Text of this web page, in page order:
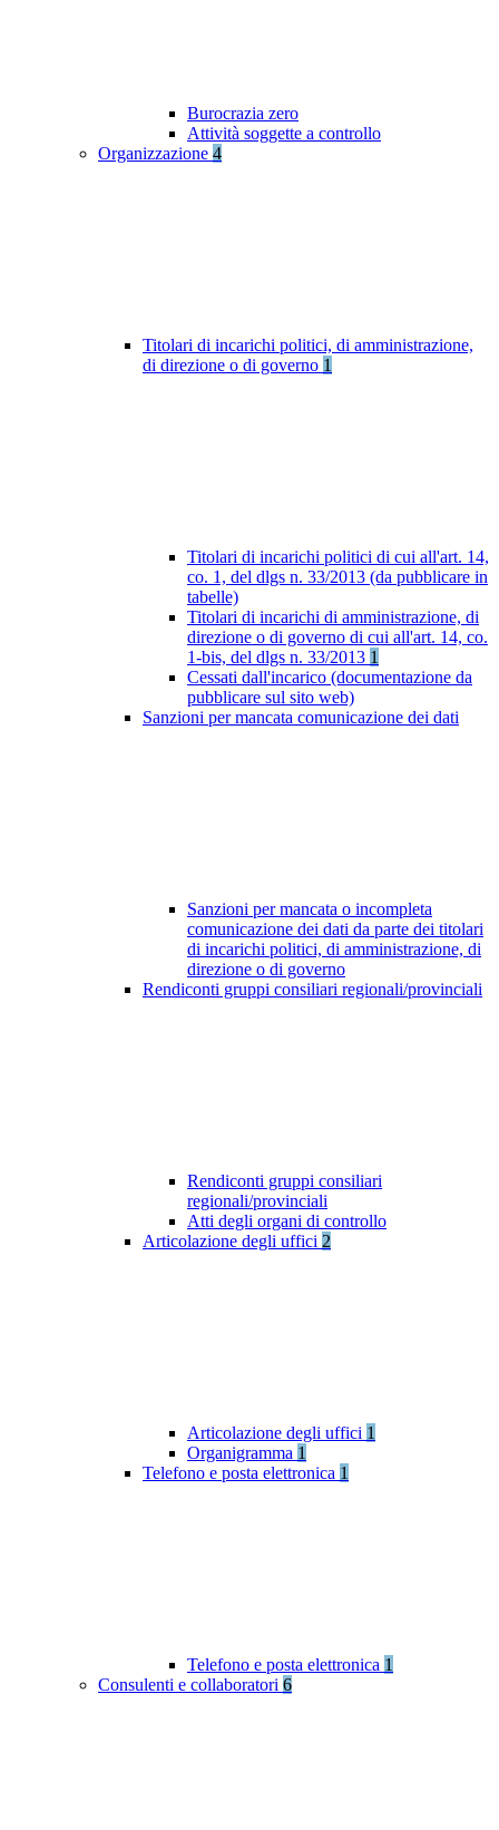
Burocrazia zero
Attività soggette a controllo
Organizzazione 4
Titolari di incarichi politici, di amministrazione,
di direzione o di governo 1
Titolari di incarichi politici di cui all'art. 14,
co. 1, del dlgs n. 33/2013 (da pubblicare in
tabelle)
Titolari di incarichi di amministrazione, di
direzione o di governo di cui all'art. 14, co.
1-bis, del dlgs n. 33/2013 1
Cessati dall'incarico (documentazione da
pubblicare sul sito web)
Sanzioni per mancata comunicazione dei dati
Sanzioni per mancata o incompleta
comunicazione dei dati da parte dei titolari
di incarichi politici, di amministrazione, di
direzione o di governo
Rendiconti gruppi consiliari regionali/provinciali
Rendiconti gruppi consiliari
regionali/provinciali
Atti degli organi di controllo
Articolazione degli uffici 2
Articolazione degli uffici 1
Organigramma 1
Telefono e posta elettronica 1
Telefono e posta elettronica 1
Consulenti e collaboratori 6